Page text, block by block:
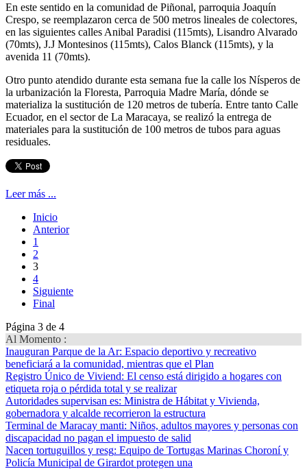
En este sentido en la comunidad de Piñonal, parroquia Joaquín
Crespo, se reemplazaron cerca de 500 metros lineales de colectores,
en las siguientes calles Anibal Paradisi (115mts), Lisandro Alvarado
(70mts), J.J Montesinos (115mts), Calos Blanck (115mts), y la
avenida 11 (70mts).
Otro punto atendido durante esta semana fue la calle los Nísperos de
la urbanización la Floresta, Parroquia Madre María, dónde se
materializa la sustitución de 120 metros de tubería. Entre tanto Calle
Ecuador, en el sector de La Maracaya, se realizó la entrega de
materiales para la sustitución de 100 metros de tubos para aguas
residuales.
Leer más ...
Inicio
Anterior
1
2
3
4
Siguiente
Final
Página 3 de 4
Al Momento :
Inauguran Parque de la Ar: Espacio deportivo y recreativo
beneficiará a la comunidad, mientras que el Plan
Registro Único de Viviend: El censo está dirigido a hogares con
etiqueta roja o pérdida total y se realizar
Autoridades supervisan es: Ministra de Hábitat y Vivienda,
gobernadora y alcalde recorrieron la estructura
Terminal de Maracay manti: Niños, adultos mayores y personas con
discapacidad no pagan el impuesto de salid
Nacen tortuguillos y resg: Equipo de Tortugas Marinas Choroní y
Policía Municipal de Girardot protegen una